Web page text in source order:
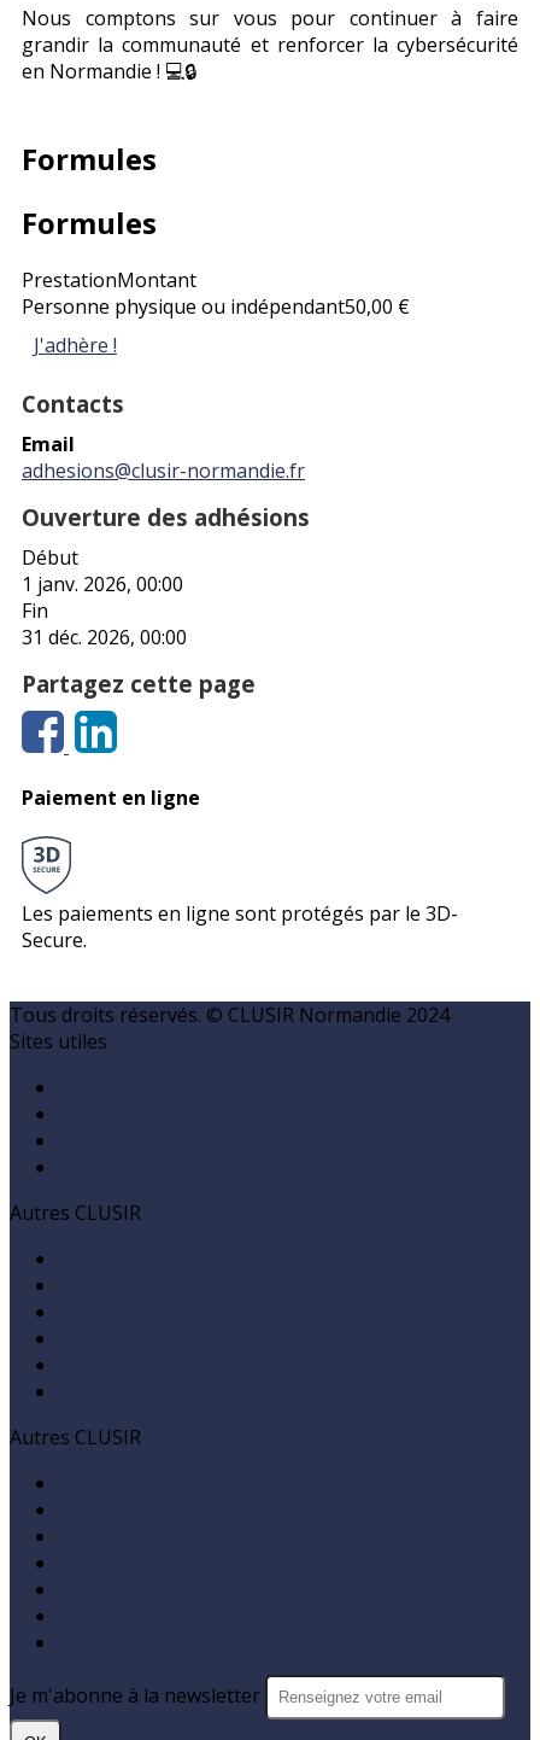
Nous comptons sur vous pour continuer à faire
grandir la communauté et renforcer la cybersécurité
en Normandie ! 💻🔒
Formules
Formules
PrestationMontant
Personne physique ou indépendant50,00 €
J'adhère !
Contacts
Email
adhesions@clusir-normandie.fr
Ouverture des adhésions
Début
1 janv. 2026, 00:00
Fin
31 déc. 2026, 00:00
Partagez cette page
Paiement en ligne
Les paiements en ligne sont protégés par le 3D-
Secure.
Tous droits réservés. © CLUSIR Normandie 2024
Sites utiles
Autres CLUSIR
Autres CLUSIR
Je m'abonne à la newsletter